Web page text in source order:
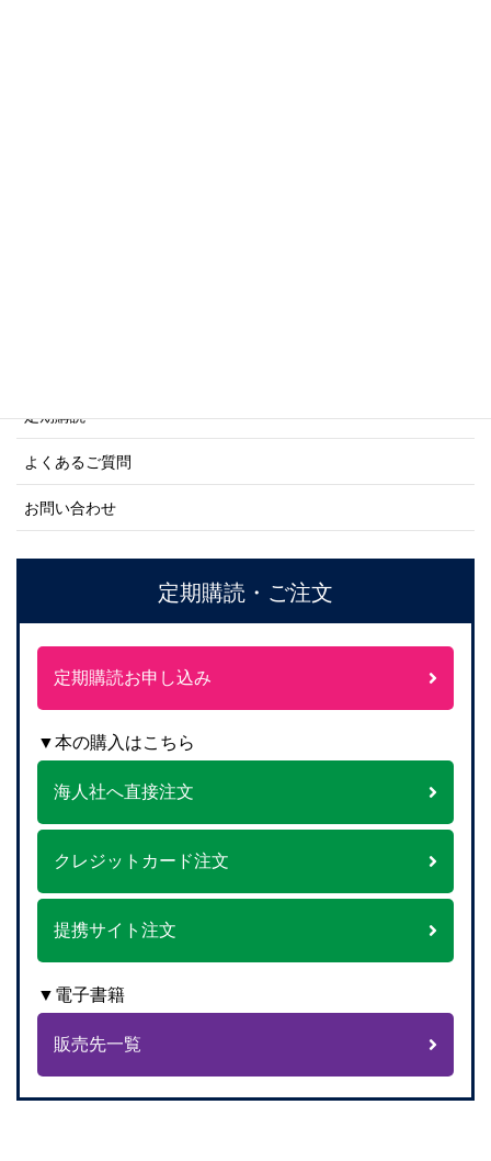
定期購読
よくあるご質問
お問い合わせ
定期購読・ご注文
定期購読お申し込み
▼本の購入はこちら
海人社へ直接注文
クレジットカード注文
提携サイト注文
▼電子書籍
販売先一覧